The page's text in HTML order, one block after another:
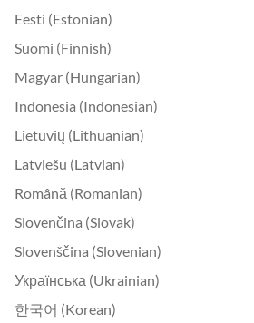
Eesti (Estonian)
Suomi (Finnish)
Magyar (Hungarian)
Indonesia (Indonesian)
Lietuvių (Lithuanian)
Latviešu (Latvian)
Română (Romanian)
Slovenčina (Slovak)
Slovenščina (Slovenian)
Українська (Ukrainian)
한국어 (Korean)